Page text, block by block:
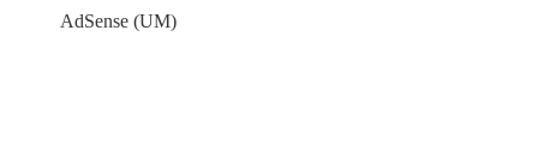
AdSense (UM)